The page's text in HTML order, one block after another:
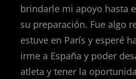
brindarle mi apoyo hasta
su preparación. Fue algo
estuve en París y esperé
irme a España y poder
atleta y tener la